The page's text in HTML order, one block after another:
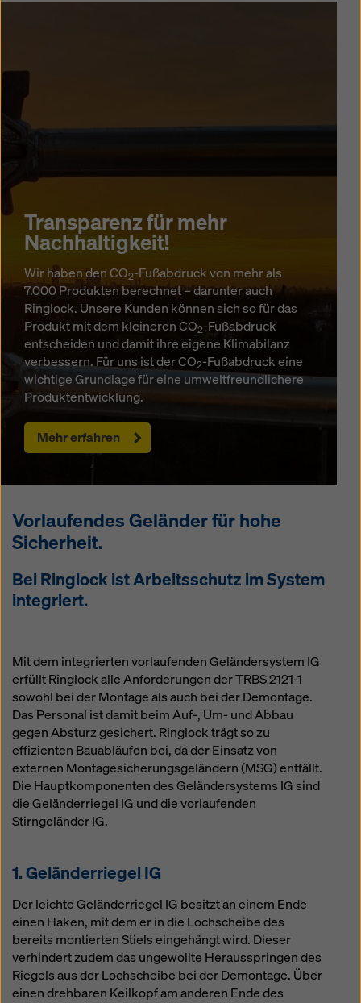
Transparenz für mehr
Nachhaltigkeit!
Wir haben den CO2-Fußabdruck von mehr als
7.000 Produkten berechnet – darunter auch
Ringlock. Unsere Kunden können sich so für das
Produkt mit dem kleineren CO2-Fußabdruck
entscheiden und damit ihre eigene Klimabilanz
verbessern. Für uns ist der CO2-Fußabdruck eine
wichtige Grundlage für eine umweltfreundlichere
Produktentwicklung.
Mehr erfahren
Vorlaufendes Geländer für hohe
Sicherheit.
Bei Ringlock ist Arbeitsschutz im System
integriert.
Mit dem integrierten vorlaufenden Geländersystem IG
erfüllt Ringlock alle Anforderungen der TRBS 2121-1
sowohl bei der Montage als auch bei der Demontage.
Das Personal ist damit beim Auf-, Um- und Abbau
gegen Absturz gesichert. Ringlock trägt so zu
effizienten Bauabläufen bei, da der Einsatz von
externen Montagesicherungsgeländern (MSG) entfällt.
Die Hauptkomponenten des Geländersystems IG sind
die Geländerriegel IG und die vorlaufenden
Stirngeländer IG.
1. Geländerriegel IG
Der leichte Geländerriegel IG besitzt an einem Ende
einen Haken, mit dem er in die Lochscheibe des
bereits montierten Stiels eingehängt wird. Dieser
verhindert zudem das ungewollte Herausspringen des
Riegels aus der Lochscheibe bei der Demontage. Über
einen drehbaren Keilkopf am anderen Ende des